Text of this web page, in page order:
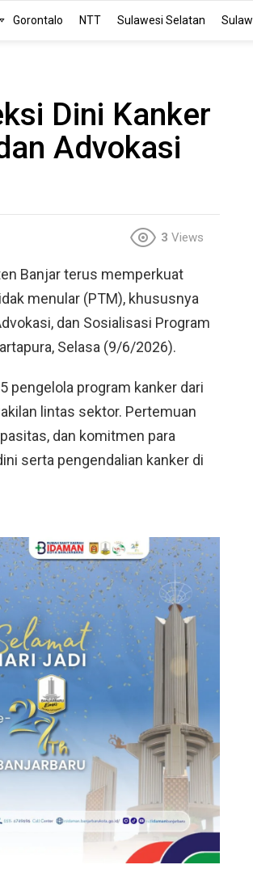
Gorontalo NTT Sulawesi Selatan
Dini Kanker
Advokasi
3 Views
Banjar terus memperkuat
menular (PTM), khususnya
dan Sosialisasi Program
Selasa (9/6/2026).
pengelola program kanker dari
lintas sektor. Pertemuan
dan komitmen para
serta pengendalian kanker di